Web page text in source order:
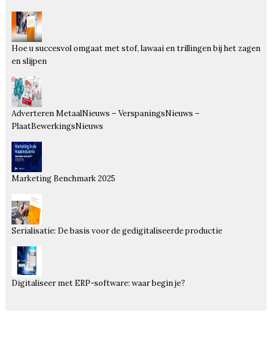
Hoe u succesvol omgaat met stof, lawaai en trillingen bij het zagen
en slijpen
Adverteren MetaalNieuws – VerspaningsNieuws –
PlaatBewerkingsNieuws
Marketing Benchmark 2025
Serialisatie: De basis voor de gedigitaliseerde productie
Digitaliseer met ERP-software: waar begin je?